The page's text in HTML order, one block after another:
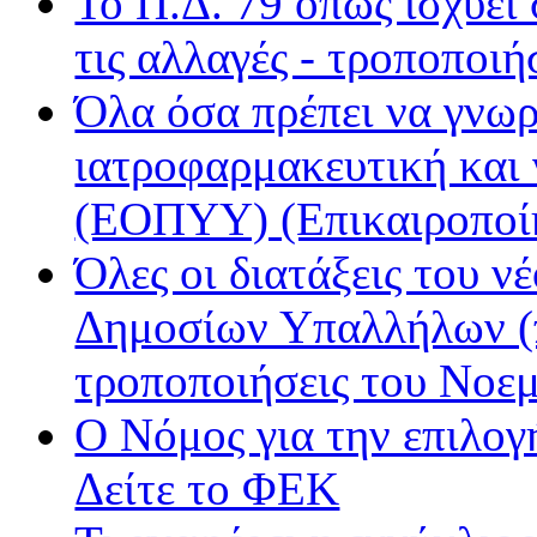
Ράδιο Άστυ
Ρυθμός
τις αλλαγές -
Όλα όσα πρέπει να
ιατροφαρμακευτική
(ΕΟΠΥΥ)
Όλες οι διατάξεις του
Δημοσίων Υπαλλήλων
τροποποιήσεις του
Ο Νόμος για την
Δείτε το ΦΕΚ